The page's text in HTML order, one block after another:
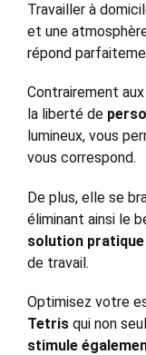
Travailler à
et une
répond
Contrairement
la liberté de
lumineux, vous
vous correspond.
De plus, elle se
éliminant ainsi le
solution pratique
de travail.
Optimisez votre
Tetris qui non
stimule